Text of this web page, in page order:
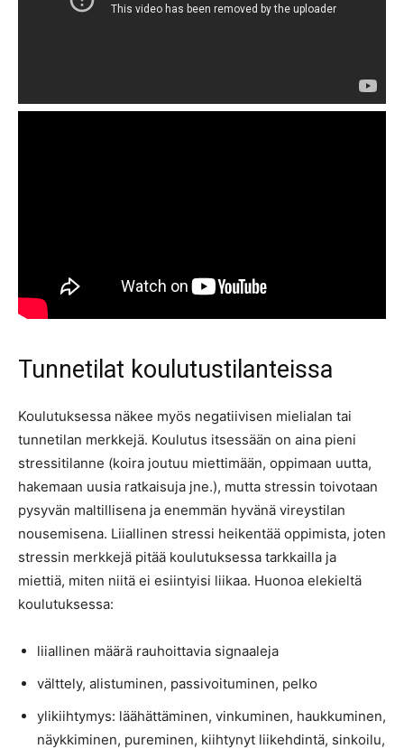
Tunnetilat koulutustilanteissa
Koulutuksessa näkee myös negatiivisen mielialan tai
tunnetilan merkkejä. Koulutus itsessään on aina pieni
stressitilanne (koira joutuu miettimään, oppimaan uutta,
hakemaan uusia ratkaisuja jne.), mutta stressin toivotaan
pysyvän maltillisena ja enemmän hyvänä vireystilan
nousemisena. Liiallinen stressi heikentää oppimista, joten
stressin merkkejä pitää koulutuksessa tarkkailla ja
miettiä, miten niitä ei esiintyisi liikaa. Huonoa elekieltä
koulutuksessa:
liiallinen määrä rauhoittavia signaaleja
välttely, alistuminen, passivoituminen, pelko
ylikiihtymys: läähättäminen, vinkuminen, haukkuminen,
näykkiminen, pureminen, kiihtynyt liikehdintä, sinkoilu,